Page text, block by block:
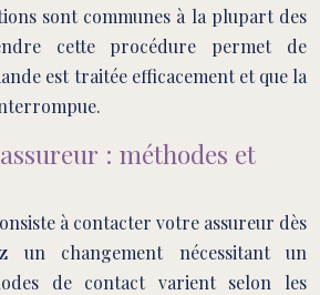
sont communes à la plupart des
cette procédure permet de
est traitée efficacement et que la
: méthodes et
à contacter votre assureur dès
un changement nécessitant un
de contact varient selon les